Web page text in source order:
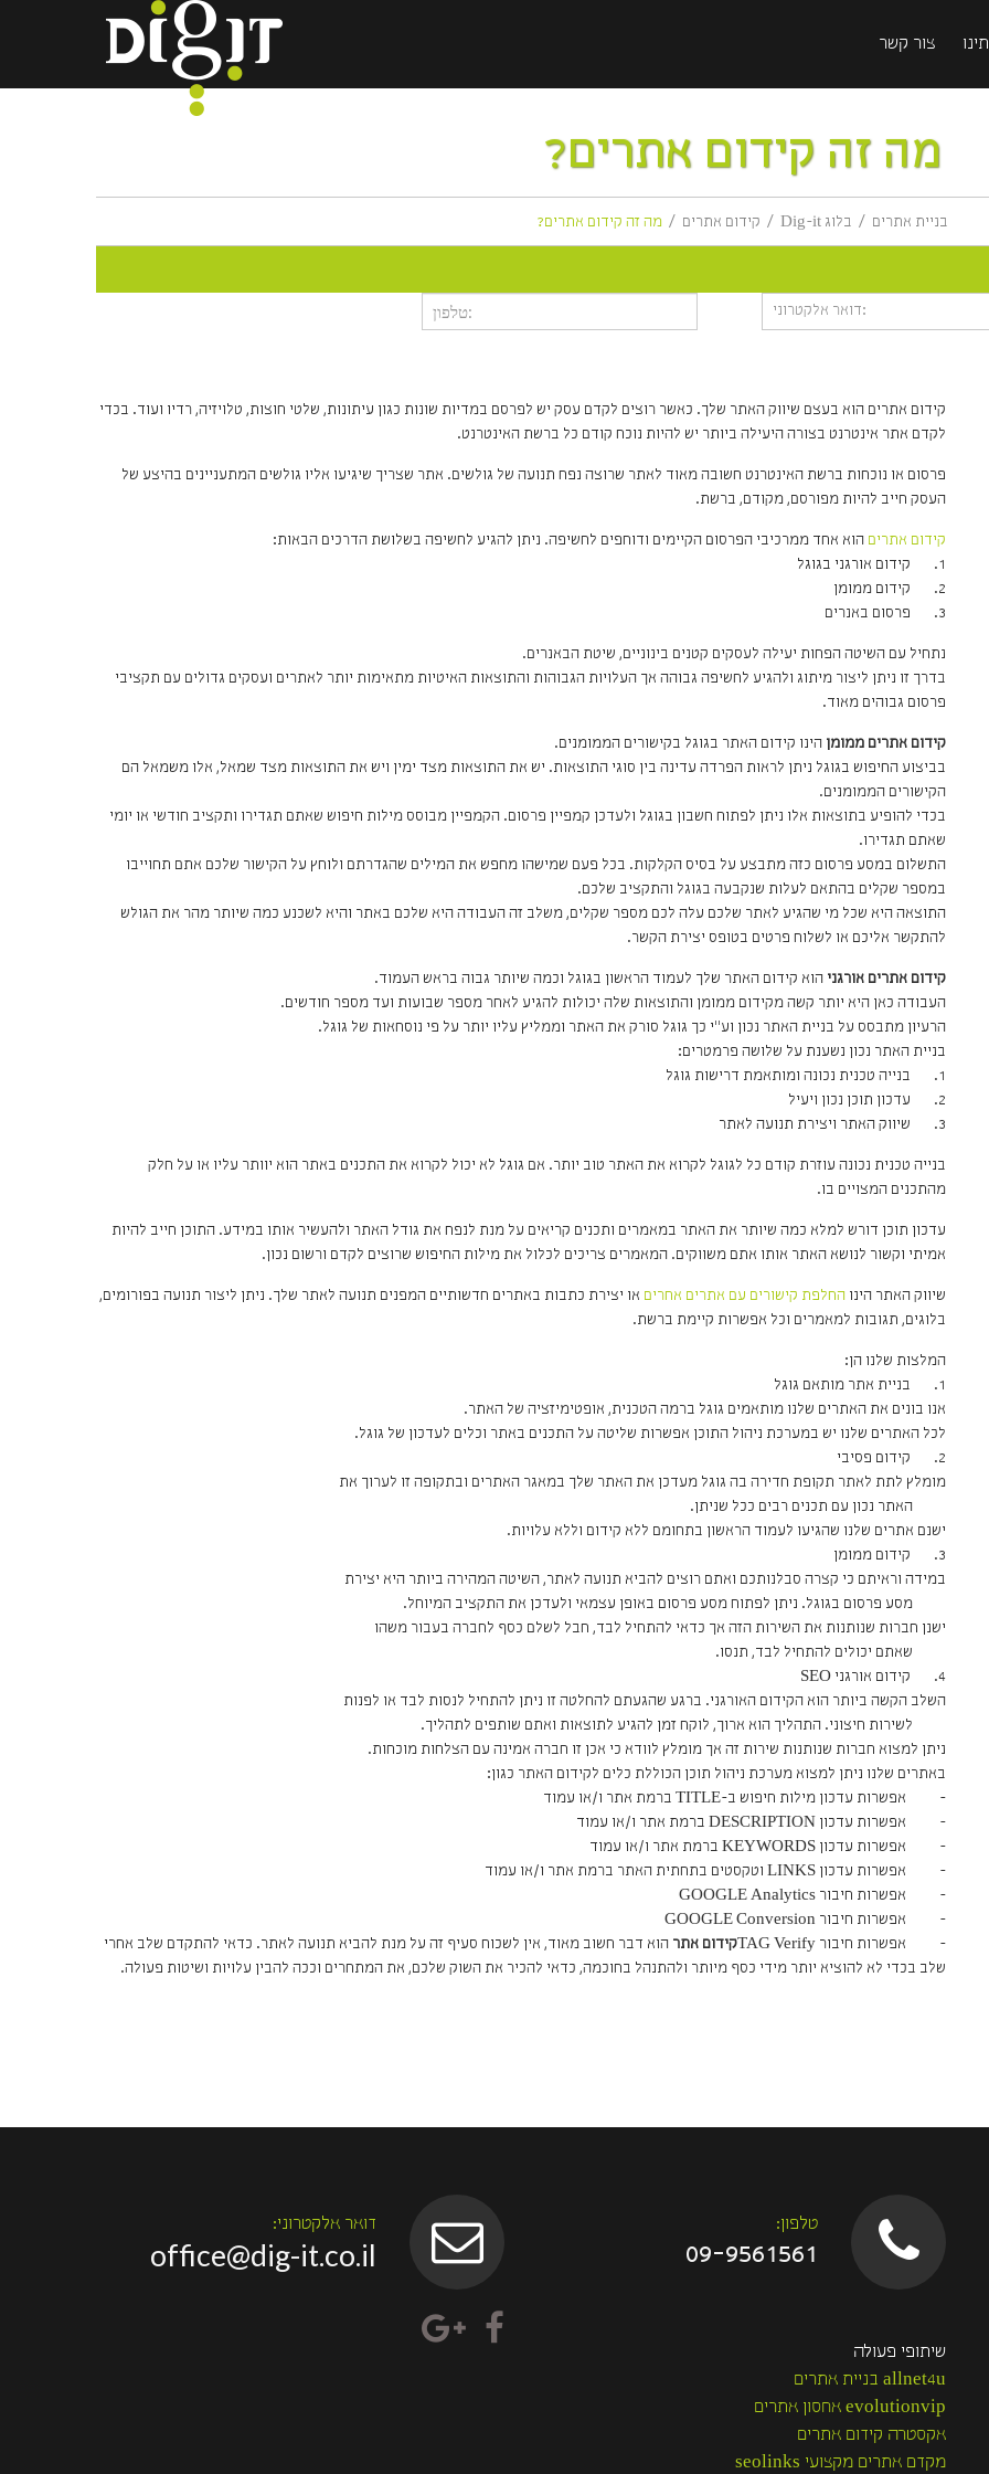
צור קשר
מה זה קידום אתרים?
בניית אתרים בלוג Dig-it קידום אתרים מה זה קידום אתרים?
קידום אתרים הוא בעצם שיווק האתר שלך. כאשר רוצים לקדם עסק יש לפרסם במדיות שונות כגון עיתונות, שלטי חוצות, טלויזיה, רדיו ועוד. בכדי
לקדם אתר אינטרנט בצורה היעילה ביותר יש להיות נוכח קודם כל ברשת האינטרנט.
פרסום או נוכחות ברשת האינטרנט חשובה מאוד לאתר שרוצה נפח תנועה של גולשים. אתר שצריך שיגיעו אליו גולשים המתעניינים בהיצע של
העסק חייב להיות מפורסם, מקודם, ברשת.
קידום אתרים הוא אחד ממרכיבי הפרסום הקיימים ודוחפים לחשיפה. ניתן להגיע לחשיפה בשלושת הדרכים הבאות:
1. קידום אורגני בגוגל
2. קידום ממומן
3. פרסום באנרים
נתחיל עם השיטה הפחות יעילה לעסקים קטנים בינוניים, שיטת הבאנרים.
בדרך זו ניתן ליצור מיתוג ולהגיע לחשיפה גבוהה אך העלויות הגבוהות והתוצאות האיטיות מתאימות יותר לאתרים ועסקים גדולים עם תקציבי
פרסום גבוהים מאוד.
קידום אתרים ממומן הינו קידום האתר בגוגל בקישורים הממומנים.
בביצוע החיפוש בגוגל ניתן לראות הפרדה עדינה בין סוגי התוצאות. יש את התוצאות מצד ימין ויש את התוצאות מצד שמאל, אלו משמאל הם
הקישורים הממומנים.
בכדי להופיע בתוצאות אלו ניתן לפתוח חשבון בגוגל ולעדכן קמפיין פרסום. הקמפיין מבוסס מילות חיפוש שאתם תגדירו ותקציב חודשי או יומי
שאתם תגדירו.
התשלום במסע פרסום כזה מתבצע על בסיס הקלקות. בכל פעם שמישהו מחפש את המילים שהגדרתם ולוחץ על הקישור שלכם אתם תחוייבו
במספר שקלים בהתאם לעלות שנקבעה בגוגל והתקציב שלכם.
התוצאה היא שכל מי שהגיע לאתר שלכם עלה לכם מספר שקלים, משלב זה העבודה היא שלכם באתר והיא לשכנע כמה שיותר מהר את הגולש
להתקשר אליכם או לשלוח פרטים בטופס יצירת הקשר.
קידום אתרים אורגני הוא קידום האתר שלך לעמוד הראשון בגוגל וכמה שיותר גבוה בראש העמוד.
העבודה כאן היא יותר קשה מקידום ממומן והתוצאות שלה יכולות להגיע לאחר מספר שבועות ועד מספר חודשים.
הרעיון מתבסס על בניית האתר נכון וע"י כך גוגל סורק את האתר וממליץ עליו יותר על פי נוסחאות של גוגל.
בניית האתר נכון נשענת על שלושה פרמטרים:
1. בנייה טכנית נכונה ומותאמת דרישות גוגל
2. עדכון תוכן נכון ויעיל
3. שיווק האתר ויצירת תנועה לאתר
בנייה טכנית נכונה עוזרת קודם כל לגוגל לקרוא את האתר טוב יותר. אם גוגל לא יכול לקרוא את התכנים באתר הוא יוותר עליו או על חלק
מהתכנים המצויים בו.
עדכון תוכן דורש למלא כמה שיותר את האתר במאמרים ותכנים קריאים על מנת לנפח את גודל האתר ולהעשיר אותו במידע. התוכן חייב להיות
אמיתי וקשור לנושא האתר אותו אתם משווקים. המאמרים צריכים לכלול את מילות החיפוש שרוצים לקדם ורשום נכון.
שיווק האתר הינו החלפת קישורים עם אתרים אחרים או יצירת כתבות באתרים חדשותיים המפנים תנועה לאתר שלך. ניתן ליצור תנועה בפורומים,
בלוגים, תגובות למאמרים וכל אפשרות קיימת ברשת.
המלצות שלנו הן:
1. בניית אתר מותאם גוגל
אנו בונים את האתרים שלנו מותאמים גוגל ברמה הטכנית, אופטימיזציה של האתר.
לכל האתרים שלנו יש במערכת ניהול התוכן אפשרות שליטה על התכנים באתר וכלים לעדכון של גוגל.
2. קידום פסיבי
מומלץ לתת לאתר תקופת חדירה בה גוגל מעדכן את האתר שלך במאגר האתרים ובתקופה זו לערוך את
האתר נכון עם תכנים רבים ככל שניתן.
ישנם אתרים שלנו שהגיעו לעמוד הראשון בתחומם ללא קידום וללא עלויות.
3. קידום ממומן
במידה וראיתם כי קצרה סבלנותכם ואתם רוצים להביא תנועה לאתר, השיטה המהירה ביותר היא יצירת
מסע פרסום בגוגל. ניתן לפתוח מסע פרסום באופן עצמאי ולעדכן את התקציב המיוחל.
ישנן חברות שנותנות את השירות הזה אך כדאי להתחיל לבד, חבל לשלם כסף לחברה בעבור משהו
שאתם יכולים להתחיל לבד, תנסו.
4. קידום אורגני SEO
השלב הקשה ביותר הוא הקידום האורגני. ברגע שהגעתם להחלטה זו ניתן להתחיל לנסות לבד או לפנות
לשירות חיצוני. התהליך הוא ארוך, לוקח זמן להגיע לתוצאות ואתם שותפים לתהליך.
ניתן למצוא חברות שנותנות שירות זה אך מומלץ לוודא כי אכן זו חברה אמינה עם הצלחות מוכחות.
באתרים שלנו ניתן למצוא מערכת ניהול תוכן הכוללת כלים לקידום האתר כגון:
- אפשרות עדכון מילות חיפוש ב-TITLE ברמת אתר ו/או עמוד
- אפשרות עדכון DESCRIPTION ברמת אתר ו/או עמוד
- אפשרות עדכון KEYWORDS ברמת אתר ו/או עמוד
- אפשרות עדכון LINKS וטקסטים בתחתית האתר ברמת אתר ו/או עמוד
- אפשרות חיבור GOOGLE Analytics
- אפשרות חיבור GOOGLE Conversion
- אפשרות חיבור TAG Verify
קידום אתר הוא דבר חשוב מאוד, אין לשכוח סעיף זה על מנת להביא תנועה לאתר. כדאי להתקדם שלב אחרי
שלב בכדי לא להוציא יותר מידי כסף מיותר ולהתנהל בחוכמה, כדאי להכיר את השוק שלכם, את המתחרים וככה להבין עלויות ושיטות פעולה.
טלפון:
09-9561561
שיתופי פעולה
allnet4u בניית אתרים
evolutionvip אחסון אתרים
אקסטרה קידום אתרים
מקדם אתרים מקצועי seolinks
דואר אלקטרוני:
office@dig-it.co.il